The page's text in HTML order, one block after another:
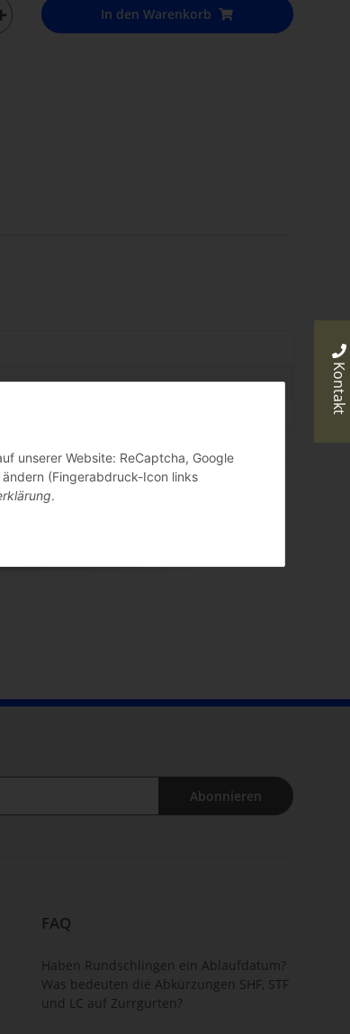
unserer Website: ReCaptcha, Google
(Fingerabdruck-Icon links
.
In den Warenkorb
Abonnieren
FAQ
Haben Rundschlingen ein Ablaufdatum?
Was bedeuten die Abkürzungen SHF, STF
und LC auf Zurrgurten?
Kontakt